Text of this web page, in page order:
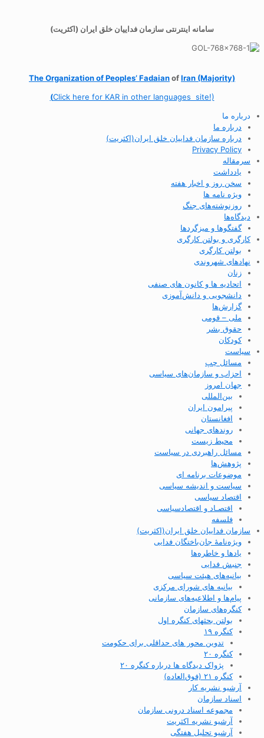
سامانه اینترنتی سازمان فداییان خلق ایران (اکثریت)
The Organization ofPeoples’ FadaianofIran (Majority)
(Click here for KAR in other languages site!)
درباره ما
درباره ما
درباره سازمان فداییان خلق ایران(اکثریت)
Privacy Policy
سرمقاله
یادداشت
سخن روز و اخبار هفته
ویژه نامه ها
روزنوشته‌های جنگ
دیدگاه‌ها
گفتگوها و میزگردها
کارگری و بولتن کارگری
بولتن کارگری
نهادهای شهروندی
زنان
اتحادیه ها و کانون های صنفی
دانشجویی و دانش‌آموزی
گزارش‌ها
ملی – قومی
حقوق بشر
کودکان
سیاست
مسائل چپ
احزاب و سازمان‌های سیاسی
جهان امروز
بین‌المللی
پیرامون ایران
افغانستان
روندهای جهانی
محیط زیست
مسائل راهبردی در سیاست
پژوهش‌ها
موضوعات برنامه ای
سیاست و اندیشه سیاسی
اقتصاد سیاسی
اقتصـاد و اقتصاد‌سیاسی
فلسفه
سازمان فداییان خلق ایران(اکثریت)
ویژه‌نامهٔ جان‌باختگان فدایی
یادها و خاطره‌ها
جنبش فدایی
بیانیه‌های هیئت سیاسی
بیانیه های شورای مرکزی
پیام‌ها و اطلاعیه‌های سازمانی
کنگره‌های سازمان
بولتن بحثهای کنگره اول
کنگره ۱۹
تدوین محور های حداقلی برای حکومت
کنگره ۲۰
پژواک دیدگاه ها درباره کنگره ۲۰
کنگره ۲۱ (فوق‌العاده)
آرشیو نشریه کار
اسناد سازمان
مجموعه اسناد درونی سازمان
آرشیو نشریه اکثریت
آرشیو تحلیل هفتگی